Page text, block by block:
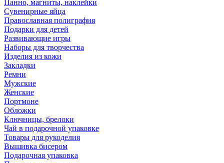
Панно, магниты, наклейки
Сувенирные яйца
Православная полиграфия
Подарки для детей
Развивающие игры
Наборы для творчества
Изделия из кожи
Закладки
Ремни
Мужские
Женские
Портмоне
Обложки
Ключницы, брелоки
Чай в подарочной упаковке
Товары для рукоделия
Вышивка бисером
Подарочная упаковка